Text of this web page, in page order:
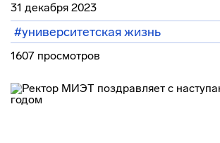
31 декабря 2023
#университетская жизнь
1607 просмотров